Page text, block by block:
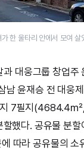
한 울타리 안에서 모여
대웅그룹 창업
남 윤재승 전 대웅
7필지(4684.4
했다. 공유물 분
따라 공유물의 소